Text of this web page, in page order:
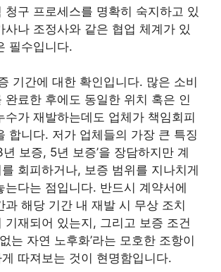
청구 프로세스를 명확히 숙지하고 있
사나 조정사와 같은 협업 체계가 있
필수입니다.
기간에 대한 확인입니다. 많은 소비
완료한 후에도 동일한 위치 혹은 인
수가 재발하는데도 업체가 책임회피
합니다. 저가 업체들의 가장 큰 특징
년 보증, 5년 보증’을 장담하지만 계
회피하거나, 보증 범위를 지나치게
는다는 점입니다. 반드시 계약서에
과 해당 기간 내 재발 시 무상 조치
기재되어 있는지, 그리고 보증 조건
는 자연 노후화’라는 모호한 조항이
따져보는 것이 현명함입니다.